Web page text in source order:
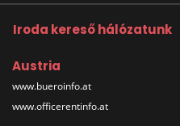
Iroda kereső hálózatunk
Austria
www.bueroinfo.at
www.officerentinfo.at